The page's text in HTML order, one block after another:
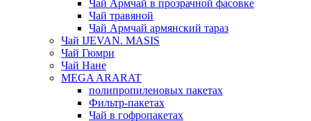
Чай Армчай в прозрачной фасовке
Чай травяной
Чай Армчай армянский тараз
Чай IJEVAN. MASIS
Чай Гюмри
Чай Нане
MEGA ARARAT
полипропиленовых пакетах
Фильтр-пакетах
Чай в гофропакетах